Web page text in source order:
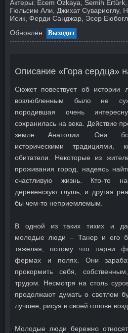
Актеры: Ecem Özkaya, Semih
Гюльсим Али, Джихат Сувариоглу,
Исик, Ферди Санджар, Эсер
Обновлён: Выходит
Описание «Гора сердца»
Сюжет повествует об истории
возлюбленным было не
породившая очень
сохранилась на века. Действие
земле Анатолии. Она
историческими традициями,
обитатели. Некоторые из
проживания город, надеясь
счастливую жизнь. Кто-то
деревенскую глушь, и другая
бы чем-то неприемлемым.
В одной из таких тихих и
молодые люди – Танер и его
тяжелая, потому что парни
фермах и полях. Они
прокормить себя,
трудом. Несмотря на столь
продолжают думать о светлом
лучшее, рисуя в своей голове
Молодые люди бережно